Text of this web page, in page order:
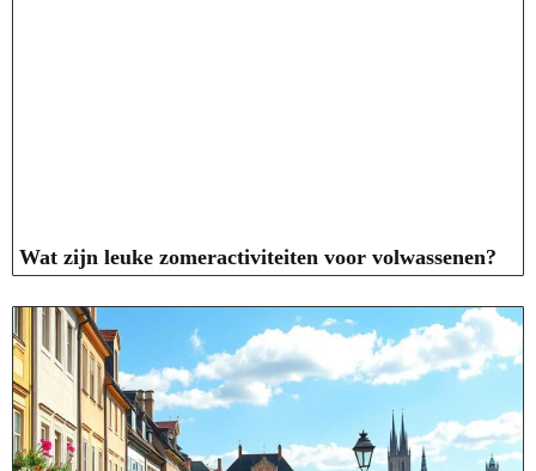
Wat zijn leuke zomeractiviteiten voor volwassenen?